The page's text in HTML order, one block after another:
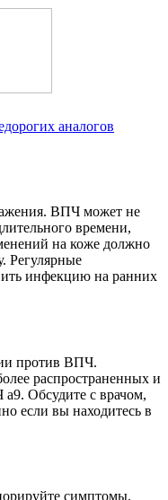
аналогов
ВПЧ может не
времени,
на коже должно
Регулярные
инфекцию на ранних
против ВПЧ.
распространенных и
Обсудите с врачом,
если вы находитесь в
симптомы.